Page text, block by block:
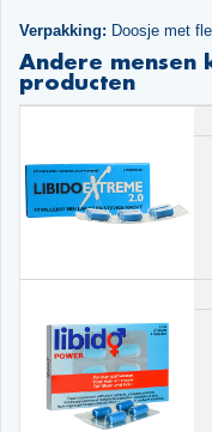
Verpakking: Doosje met
Andere mensen
producten